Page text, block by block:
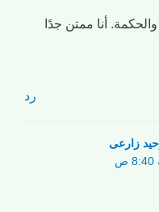
أنا ممتن جدًا
رد
زارعی